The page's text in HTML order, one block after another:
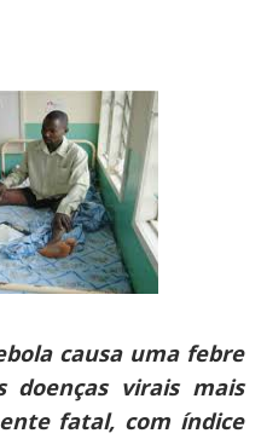
causa uma febre
doenças virais mais
fatal, com índice